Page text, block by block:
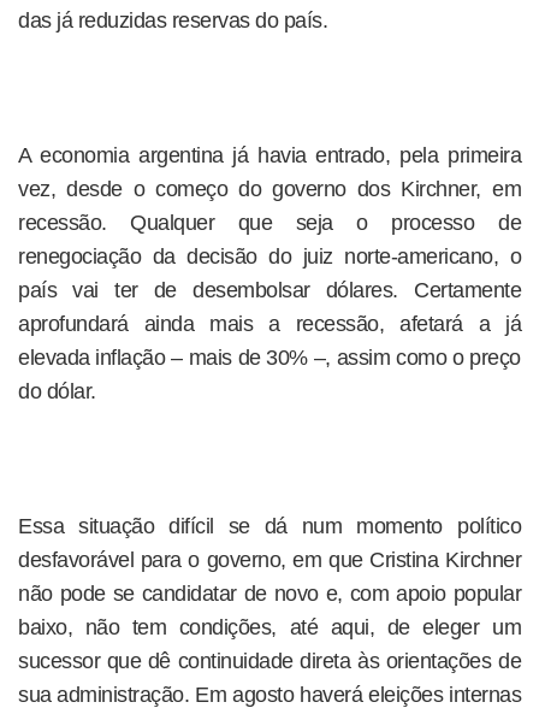
das já reduzidas reservas do país.
A economia argentina já havia entrado, pela primeira
vez, desde o começo do governo dos Kirchner, em
recessão. Qualquer que seja o processo de
renegociação da decisão do juiz norte-americano, o
país vai ter de desembolsar dólares. Certamente
aprofundará ainda mais a recessão, afetará a já
elevada inflação – mais de 30% –, assim como o preço
do dólar.
Essa situação difícil se dá num momento político
desfavorável para o governo, em que Cristina Kirchner
não pode se candidatar de novo e, com apoio popular
baixo, não tem condições, até aqui, de eleger um
sucessor que dê continuidade direta às orientações de
sua administração. Em agosto haverá eleições internas